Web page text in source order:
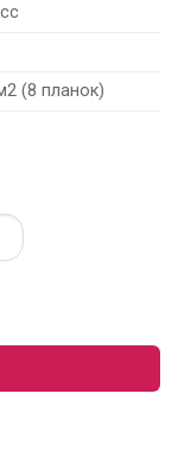
(8 планок)
Bass House